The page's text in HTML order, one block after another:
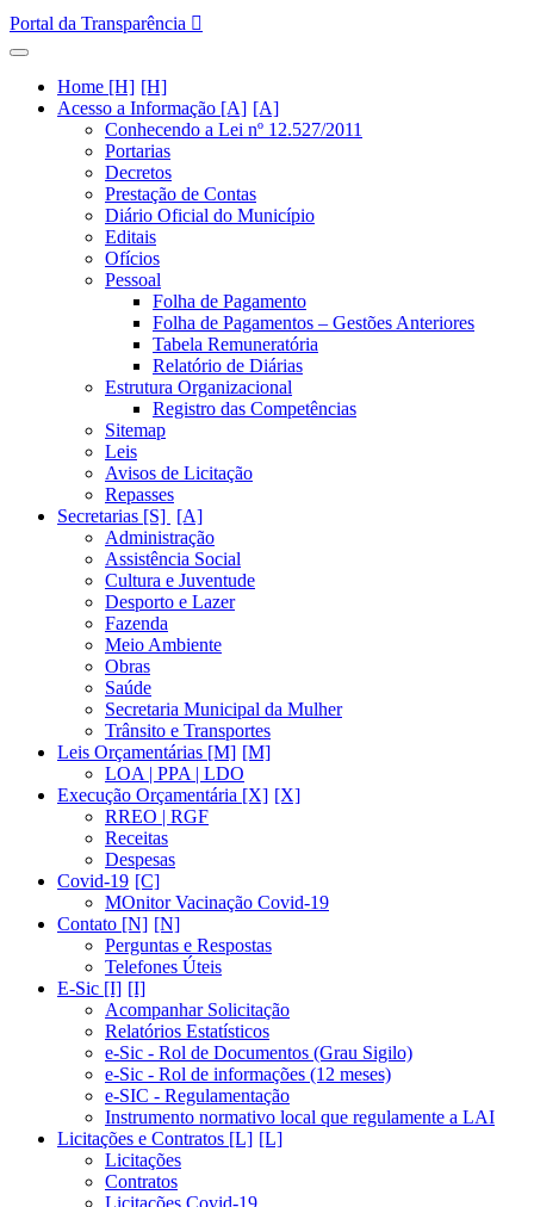
Portal da Transparência
Home [H]
Acesso a Informação [A]
Conhecendo a Lei nº 12.527/2011
Portarias
Decretos
Prestação de Contas
Diário Oficial do Município
Editais
Ofícios
Pessoal
Folha de Pagamento
Folha de Pagamentos – Gestões Anteriores
Tabela Remuneratória
Relatório de Diárias
Estrutura Organizacional
Registro das Competências
Sitemap
Leis
Avisos de Licitação
Repasses
Secretarias [S]
Administração
Assistência Social
Cultura e Juventude
Desporto e Lazer
Fazenda
Meio Ambiente
Obras
Saúde
Secretaria Municipal da Mulher
Trânsito e Transportes
Leis Orçamentárias [M]
LOA | PPA | LDO
Execução Orçamentária [X]
RREO | RGF
Receitas
Despesas
Covid-19
MOnitor Vacinação Covid-19
Contato [N]
Perguntas e Respostas
Telefones Úteis
E-Sic [I]
Acompanhar Solicitação
Relatórios Estatísticos
e-Sic - Rol de Documentos (Grau Sigilo)
e-Sic - Rol de informações (12 meses)
e-SIC - Regulamentação
Instrumento normativo local que regulamente a LAI
Licitações e Contratos [L]
Licitações
Contratos
Licitações Covid-19